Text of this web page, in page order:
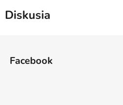
Diskusia
Facebook